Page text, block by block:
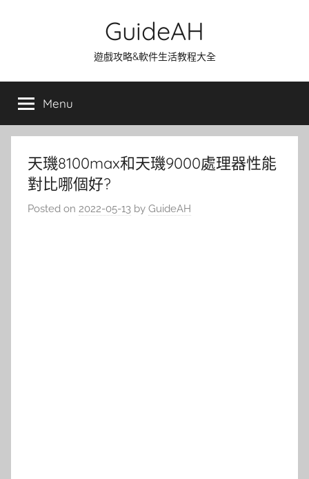
GuideAH
遊戲攻略&軟件生活教程大全
Menu
天璣8100max和天璣9000處理器性能
對比哪個好?
Posted on 2022-05-13 by GuideAH